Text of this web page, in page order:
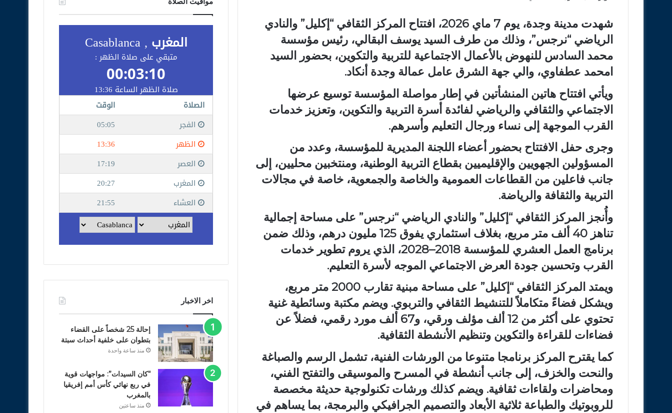
شهدت مدينة وجدة، يوم 7 ماي 2026، افتتاح المركز الثقافي “إكليل” والنادي
الرياضي “نرجس”، وذلك من طرف السيد يوسف البقالي، رئيس مؤسسة
محمد السادس للنهوض بالأعمال الاجتماعية للتربية والتكوين، بحضور السيد
امحمد عطفاوي، والي جهة الشرق عامل عمالة وجدة أنكاد.
ويأتي افتتاح هاتين المنشأتين في إطار مواصلة المؤسسة توسيع عرضها
الاجتماعي والثقافي والرياضي لفائدة أسرة التربية والتكوين، وتعزيز خدمات
القرب الموجهة إلى نساء ورجال التعليم وأسرهم.
وجرى حفل الافتتاح بحضور أعضاء اللجنة المديرية للمؤسسة، وعدد من
المسؤولين الجهويين والإقليميين بقطاع التربية الوطنية، ومنتخبين محليين، إلى
جانب فاعلين من القطاعات العمومية والخاصة والجمعوية، خاصة في مجالات
التربية والثقافة والرياضة.
وأُنجز المركز الثقافي “إكليل” والنادي الرياضي “نرجس” على مساحة إجمالية
تناهز 40 ألف متر مربع، بغلاف استثماري يفوق 125 مليون درهم، وذلك ضمن
برنامج العمل العشري للمؤسسة 2018–2028، الذي يروم تطوير خدمات
القرب وتحسين جودة العرض الاجتماعي الموجه لأسرة التعليم.
ويمتد المركز الثقافي “إكليل” على مساحة مبنية تقارب 2000 متر مربع،
ويشكل فضاءً متكاملاً للتنشيط الثقافي والتربوي. ويضم مكتبة وسائطية غنية
تحتوي على أكثر من 12 ألف مؤلف ورقي، و67 ألف مورد رقمي، فضلاً عن
فضاءات للقراءة والتكوين وتنظيم الأنشطة الثقافية.
كما يقترح المركز برنامجا متنوعا من الورشات الفنية، تشمل الرسم والصباغة
والنحت والخزف، إلى جانب أنشطة في المسرح والموسيقى والتفتح الفني،
ومحاضرات ولقاءات ثقافية. ويضم كذلك ورشات تكنولوجية حديثة مخصصة
للروبوتيك والطباعة ثلاثية الأبعاد والتصميم الجرافيكي والبرمجة، بما يساهم في
اخر الاخبار
إحالة 25 شخصاً على القضاء
بتطوان على خلفية أحداث سبتة
منذ ساعة واحدة
“كان السيدات”: مواجهات قوية
في ربع نهائي كأس أمم إفريقيا
بالمغرب
منذ ساعتين